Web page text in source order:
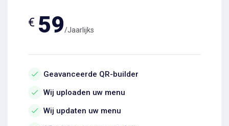
€ 59/Jaarlijks
Geavanceerde QR-builder
Wij uploaden uw menu
Wij updaten uw menu